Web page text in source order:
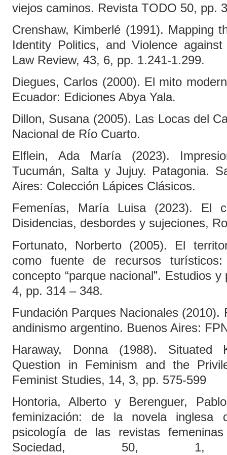
viejos caminos. Revista TODO 50, pp.
Crenshaw, Kimberlé (1991). Mapping
Identity Politics, and Violence
Law Review, 43, 6, pp. 1.241-1.299.
Diegues, Carlos (2000). El mito
Ecuador: Ediciones Abya Yala.
Dillon, Susana (2005). Las Locas del
Nacional de Río Cuarto.
Elflein, Ada María (2023).
Tucumán, Salta y Jujuy. Patagonia.
Aires: Colección Lápices Clásicos.
Femenías, María Luisa (2023). El
Disidencias, desbordes y sujeciones,
Fortunato, Norberto (2005). El
como fuente de recursos
concepto “parque nacional”. Estudios
4, pp. 314 – 348.
Fundación Parques Nacionales
andinismo argentino. Buenos Aires:
Haraway, Donna (1988). Situated
Question in Feminism and the
Feminist Studies, 14, 3, pp. 575-599
Hontoria, Alberto y Berenguer,
feminización: de la novela inglesa
psicología de las revistas
Sociedad, 50, 1,